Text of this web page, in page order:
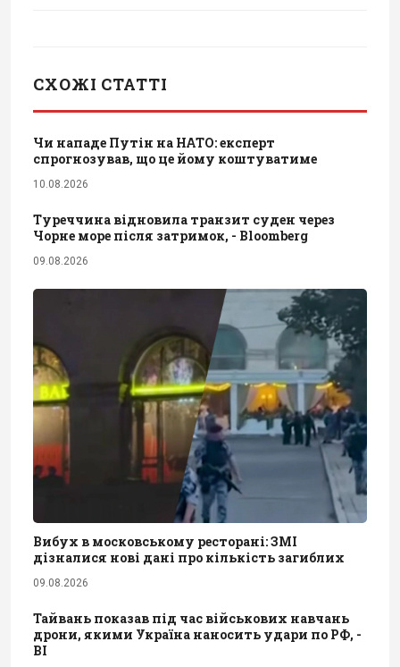
СХОЖІ СТАТТІ
Чи нападе Путін на НАТО: експерт
спрогнозував, що це йому коштуватиме
10.08.2026
Туреччина відновила транзит суден через
Чорне море після затримок, - Bloomberg
09.08.2026
Вибух в московському ресторані: ЗМІ
дізналися нові дані про кількість загиблих
09.08.2026
Тайвань показав під час військових навчань
дрони, якими Україна наносить удари по РФ, -
BI